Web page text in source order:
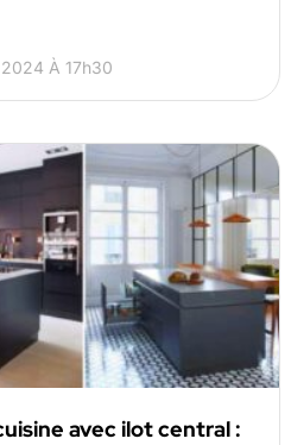
2024 À 17h30
avec ilot central :